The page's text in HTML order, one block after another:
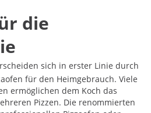
die
sich in erster Linie durch
für den Heimgebrauch. Viele
ermöglichen dem Koch das
Pizzen. Die renommierten